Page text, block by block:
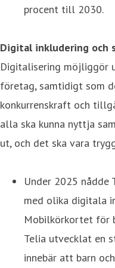
procent till 2030.
Digital inkludering och
Digitalisering möjliggör
företag, samtidigt som
konkurrenskraft och
alla ska kunna nyttja
ut, och det ska vara
Under 2025 nådde
med olika digitala
Mobilkörkortet för
Telia utvecklat en
innebär att barn